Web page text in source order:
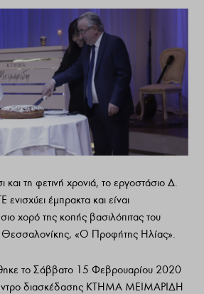
τη φετινή χρονιά, το εργοστάσιο Δ.
έμπρακτα και είναι
χορό της κοπής βασιλόπιτας του
Θεσσαλονίκης, «Ο Προφήτης Ηλίας».
το Σάββατο 15 Φεβρουαρίου 2020
διασκέδασης ΚΤΗΜΑ ΜΕΙΜΑΡΙΔΗ